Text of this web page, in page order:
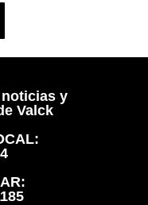
y
Valck